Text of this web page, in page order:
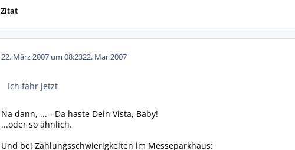
Zitat
22. März 2007 um 08:2322. Mar 2007
Ich fahr jetzt
Na dann, ... - Da haste Dein Vista, Baby!
...oder so ähnlich.
Und bei Zahlungsschwierigkeiten im Messeparkhaus: